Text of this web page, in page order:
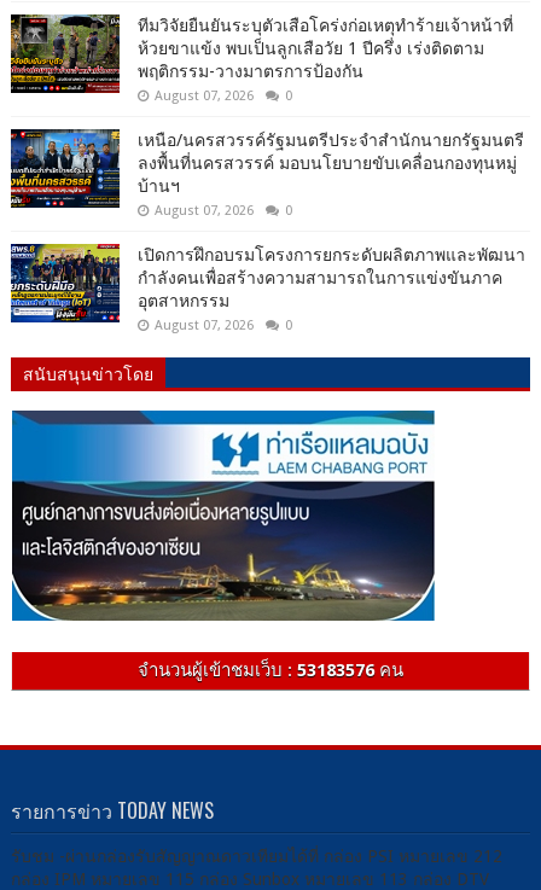
ทีมวิจัยยืนยันระบุตัวเสือโคร่งก่อเหตุทำร้ายเจ้าหน้าที่
ห้วยขาแข้ง พบเป็นลูกเสือวัย 1 ปีครึ่ง เร่งติดตาม
พฤติกรรม-วางมาตรการป้องกัน
August 07, 2026 0
เหนือ/นครสวรรค์รัฐมนตรีประจำสำนักนายกรัฐมนตรี
ลงพื้นที่นครสวรรค์ มอบนโยบายขับเคลื่อนกองทุนหมู่
บ้านฯ
August 07, 2026 0
เปิดการฝึกอบรมโครงการยกระดับผลิตภาพและพัฒนา
กำลังคนเพื่อสร้างความสามารถในการแข่งขันภาค
อุตสาหกรรม
August 07, 2026 0
สนับสนุนข่าวโดย
จำนวนผู้เข้าชมเว็บ : 53183576คน
รายการข่าว TODAY NEWS
รับชม -ผ่านกล่องรับสัญญาณดาวเทียมได้ที่ กล่อง PSI หมายเลข 212
กล่อง IPM หมายเลข 115 กล่อง Sunbox หมายเลข 113 กล่อง DTV